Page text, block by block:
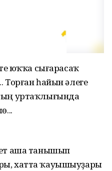
юҡҡа сығарасаҡ
һайын әлеге
уртаҡлығында
аша танышып
хатта ҡауышыуҙары